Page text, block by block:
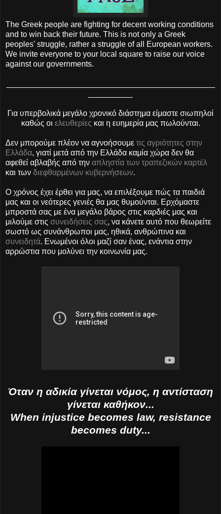
The Greek people are fighting for decent working conditions
and to win back their future. This is not only a Greek
peoples' struggle, rather a struggle of all European workers.
We invite everyone to your local square to raise our voice
against our governments.
Για υπερβολικά μεγάλο χρονικό διάστημα είμαστε σιωπηλοί
καθώς οι ελευθερίες και η ευημερία μας πωλούνται.
Δεν μπορούμε πλέον να αγνοήσουμε τις αγριότητες στην
Ελλάδα, γιατί μετά από την Ελλάδα καμία χώρα δεν θα
αφεθεί αβλαβής από την απληστία των τραπεζικών καρτέλ
και των διεφθαρμένων κυβερνήσεων.
Ο χρόνος έχει έρθει για μας, να επιλέξουμε πώς τα παιδιά
μας και οι νεότερες γενιές θα μας θυμούνται. Ερχόμαστε
μπροστά σας με ένα μεγάλο βάρος στις καρδιές μας και
μιλούμε στις συνειδήσεις σας, να κάνετε αυτό που θεωρείτε
σωστό ως συνάνθρωποι μας, ηθικά, ανθρώπινα και
συνειδητά. Ενωμένοι όλοι μαζί σαν ένας, ενάντια στην
αρρώστια που μολύνει την κοινωνία μας.
Όταν η αδικία γίνεται νόμος, η αντίσταση
γίνεται καθήκον...
When injustice becomes law, resistance
becomes duty...